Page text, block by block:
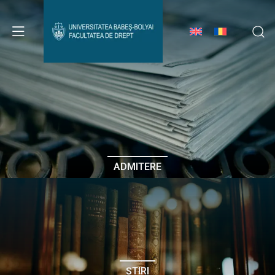
Avizier Studenți
Studii
Admitere
Erasmus & Internațional
Despre Facultate
ADMITERE
ȘTIRI